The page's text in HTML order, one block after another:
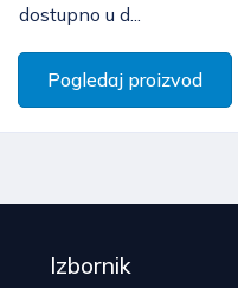
dostupno u d...
Pogledaj proizvod
Izbornik